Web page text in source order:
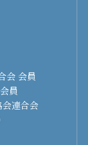
会 会員
員
連合会